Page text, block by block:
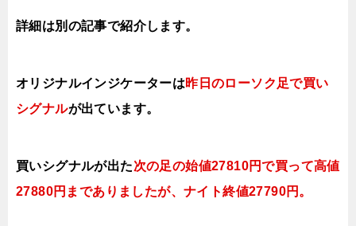
詳細は別の記事で紹介します。
オリジナルインジケーターは昨日のローソク足で買い
シグナルが出ています。
買いシグナルが出た次の足の始値27810円で買って高値
27880円までありましたが、ナイト終値27790円 。